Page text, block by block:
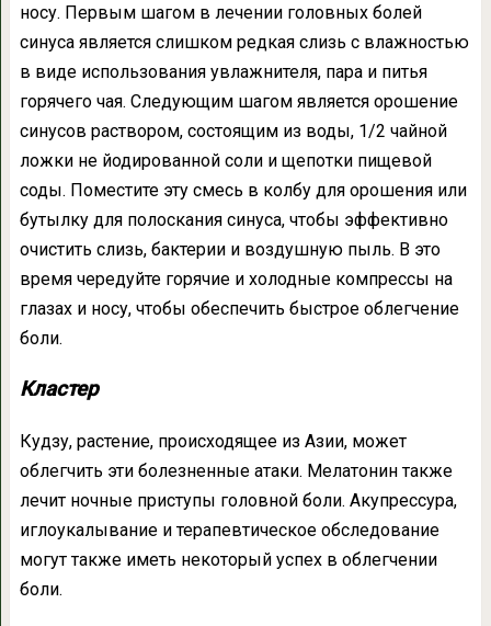
носу. Первым шагом в лечении головных болей
синуса является слишком редкая слизь с влажностью
в виде использования увлажнителя, пара и питья
горячего чая. Следующим шагом является орошение
синусов раствором, состоящим из воды, 1/2 чайной
ложки не йодированной соли и щепотки пищевой
соды. Поместите эту смесь в колбу для орошения или
бутылку для полоскания синуса, чтобы эффективно
очистить слизь, бактерии и воздушную пыль. В это
время чередуйте горячие и холодные компрессы на
глазах и носу, чтобы обеспечить быстрое облегчение
боли.
Кластер
Кудзу, растение, происходящее из Азии, может
облегчить эти болезненные атаки. Мелатонин также
лечит ночные приступы головной боли. Акупрессура,
иглоукалывание и терапевтическое обследование
могут также иметь некоторый успех в облегчении
боли.